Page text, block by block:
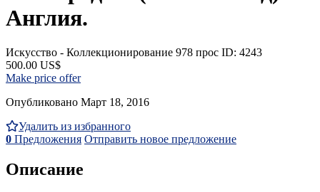
Англия.
Искусство - Коллекционирование 978 прос ID: 4243
500.00 US$
Make price offer
Опубликовано Март 18, 2016
Удалить из избранного
0 Предложения Отправить новое предложение
Описание